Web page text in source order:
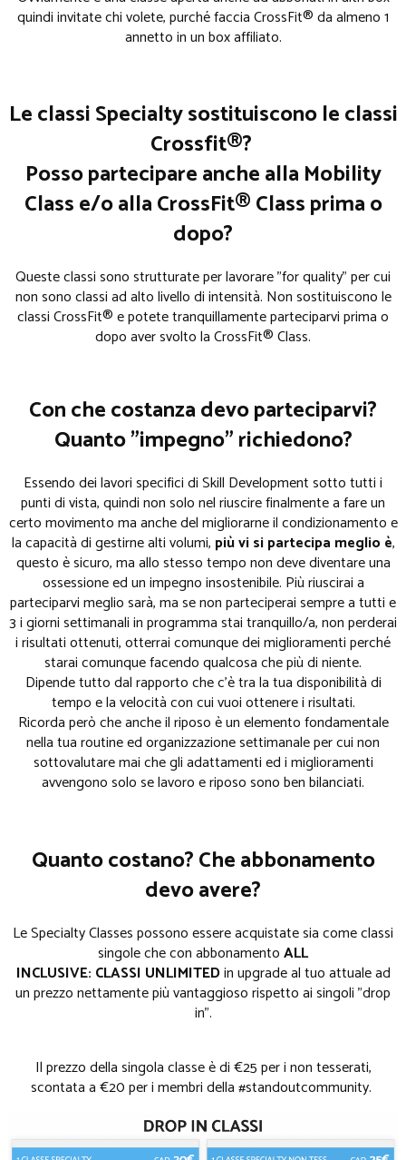
quindi invitate chi volete, purché faccia CrossFit® da almeno 1
annetto in un box affiliato.
Le classi Specialty sostituiscono le classi
Crossfit®?
Posso partecipare anche alla Mobility
Class e/o alla CrossFit® Class prima o
dopo?
Queste classi sono strutturate per lavorare "for quality" per cui
non sono classi ad alto livello di intensità. Non sostituiscono le
classi CrossFit® e potete tranquillamente parteciparvi prima o
dopo aver svolto la CrossFit® Class.
Con che costanza devo parteciparvi?
Quanto "impegno" richiedono?
Essendo dei lavori specifici di Skill Development sotto tutti i
punti di vista, quindi non solo nel riuscire finalmente a fare un
certo movimento ma anche del migliorarne il condizionamento e
la capacità di gestirne alti volumi, più vi si partecipa meglio è,
questo è sicuro, ma allo stesso tempo non deve diventare una
ossessione ed un impegno insostenibile. Più riuscirai a
parteciparvi meglio sarà, ma se non parteciperai sempre a tutti e
3 i giorni settimanali in programma stai tranquillo/a, non perderai
i risultati ottenuti, otterrai comunque dei miglioramenti perché
starai comunque facendo qualcosa che più di niente.
Dipende tutto dal rapporto che c'è tra la tua disponibilità di
tempo e la velocità con cui vuoi ottenere i risultati.
Ricorda però che anche il riposo è un elemento fondamentale
nella tua routine ed organizzazione settimanale per cui non
sottovalutare mai che gli adattamenti ed i miglioramenti
avvengono solo se lavoro e riposo sono ben bilanciati.
Quanto costano? Che abbonamento
devo avere?
Le Specialty Classes possono essere acquistate sia come classi
singole che con abbonamentoALL
INCLUSIVE: CLASSI UNLIMITEDin upgrade al tuo attuale ad
un prezzo nettamente più vantaggioso rispetto ai singoli "drop
in".
Il prezzo della singola classe è di €25 per i non tesserati,
scontata a €20 per i membri della #standoutcommunity.